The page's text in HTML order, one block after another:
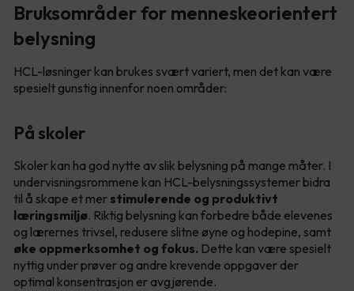
Bruksområder for menneskeorientert
belysning
HCL-løsninger kan brukes svært variert, men det kan være
spesielt gunstig innenfor noen områder:
På skoler
Skoler kan ha god nytte av slik belysning på mange måter. I
undervisningsrommene kan HCL-belysningssystemer bidra
til å skape et mer stimulerende og produktivt
læringsmiljø. Riktig belysning kan forbedre både elevenes
og lærernes trivsel, redusere slitne øyne og hodepine, samt
øke oppmerksomhet og fokus. Dette kan være spesielt
nyttig under prøver og andre krevende oppgaver der
optimal konsentrasjon er avgjørende.